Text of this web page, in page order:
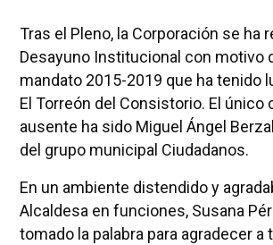
Tras el Pleno, la Corporación se ha
Desayuno Institucional con motivo
mandato 2015-2019 que ha tenido
El Torreón del Consistorio. El único
ausente ha sido Miguel Ángel
del grupo municipal Ciudadanos.
En un ambiente distendido y
Alcaldesa en funciones, Susana
tomado la palabra para agradecer a